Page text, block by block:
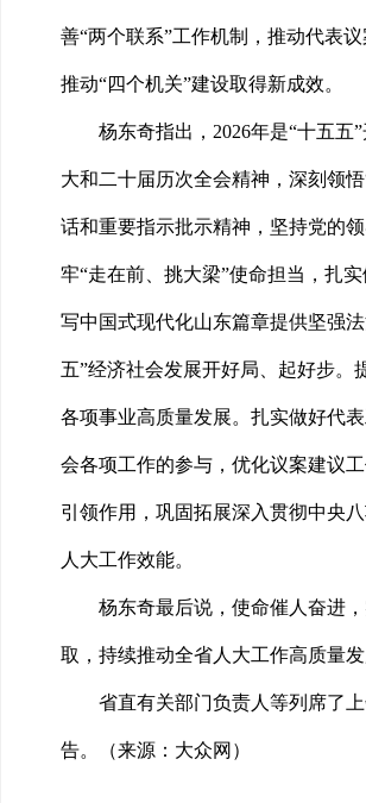
善“两个联系”工作机制，推动代表
推动“四个机关”建设取得新成效。
杨东奇指出，2026年是“十五
大和二十届历次全会精神，深刻领
话和重要指示批示精神，坚持党的
牢“走在前、挑大梁”使命担当，扎
写中国式现代化山东篇章提供坚强
五”经济社会发展开好局、起好步
各项事业高质量发展。扎实做好代
会各项工作的参与，优化议案建议
引领作用，巩固拓展深入贯彻中央
人大工作效能。
杨东奇最后说，使命催人奋进
取，持续推动全省人大工作高质量
省直有关部门负责人等列席了
告。（来源：大众网）